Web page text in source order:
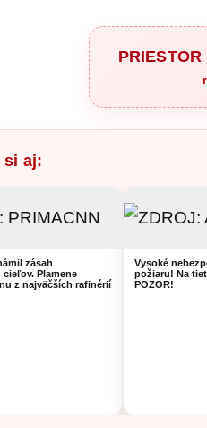
si aj:
zásah
Plamene
z najväčších rafinérií
Vysoké
požiaru! Na
POZOR!